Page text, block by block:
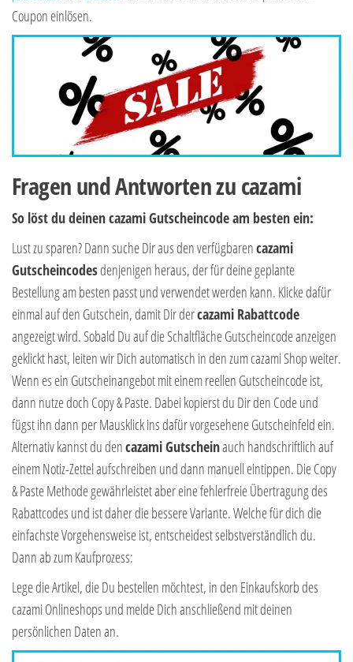
Coupon einlösen.
Fragen und Antworten zu cazami
So löst du deinen cazami Gutscheincode am besten ein:
Lust zu sparen? Dann suche Dir aus den verfügbarencazami
Gutscheincodesdenjenigen heraus, der für deine geplante
Bestellung am besten passt und verwendet werden kann. Klicke dafür
einmal auf den Gutschein, damit Dir dercazami Rabattcode
angezeigt wird. Sobald Du auf die Schaltfläche Gutscheincode anzeigen
geklickt hast, leiten wir Dich automatisch in den zum cazami Shop weiter.
Wenn es ein Gutscheinangebot mit einem reellen Gutscheincode ist,
dann nutze doch Copy & Paste. Dabei kopierst du Dir den Code und
fügst ihn dann per Mausklick ins dafür vorgesehene Gutscheinfeld ein.
Alternativ kannst du dencazami Gutscheinauch handschriftlich auf
einem Notiz-Zettel aufschreiben und dann manuell eintippen. Die Copy
& Paste Methode gewährleistet aber eine fehlerfreie Übertragung des
Rabattcodes und ist daher die bessere Variante. Welche für dich die
einfachste Vorgehensweise ist, entscheidest selbstverständlich du.
Dann ab zum Kaufprozess:
Lege die Artikel, die Du bestellen möchtest, in den Einkaufskorb des
cazami Onlineshops und melde Dich anschließend mit deinen
persönlichen Daten an.